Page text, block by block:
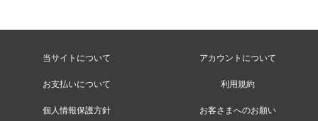
当サイトについて アカウントについて
お支払いについて 利用規約
個人情報保護方針 お客さまへのお願い